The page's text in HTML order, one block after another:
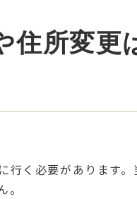
住所変
行く必要があります